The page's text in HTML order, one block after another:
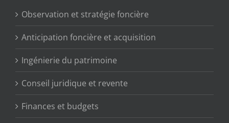
Observation et stratégie foncière
Anticipation foncière et acquisition
Ingénierie du patrimoine
Conseil juridique et revente
Finances et budgets